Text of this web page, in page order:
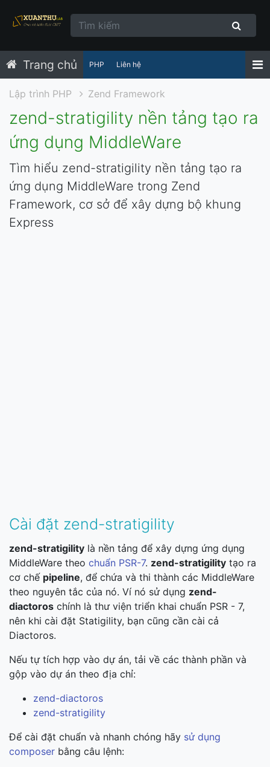
Trang chủ PHP Liên hệ
Lập trình PHP Zend Framework
zend-stratigility nền tảng tạo ra
ứng dụng MiddleWare
Tìm hiểu zend-stratigility nền tảng tạo ra
ứng dụng MiddleWare trong Zend
Framework, cơ sở để xây dựng bộ khung
Express
Cài đặt zend-stratigility
zend-stratigility là nền tảng để xây dựng ứng dụng
MiddleWare theo chuẩn PSR-7. zend-stratigility tạo ra
cơ chế pipeline, để chứa và thi thành các MiddleWare
theo nguyên tắc của nó. Ví nó sử dụng zend-
diactoros chính là thư viện triển khai chuẩn PSR - 7,
nên khi cài đặt Statigility, bạn cũng cần cài cả
Diactoros.
Nếu tự tích hợp vào dự án, tải về các thành phần và
gộp vào dự án theo địa chỉ:
zend-diactoros
zend-stratigility
Để cài đặt chuẩn và nhanh chóng hãy sử dụng
composer bằng câu lệnh: